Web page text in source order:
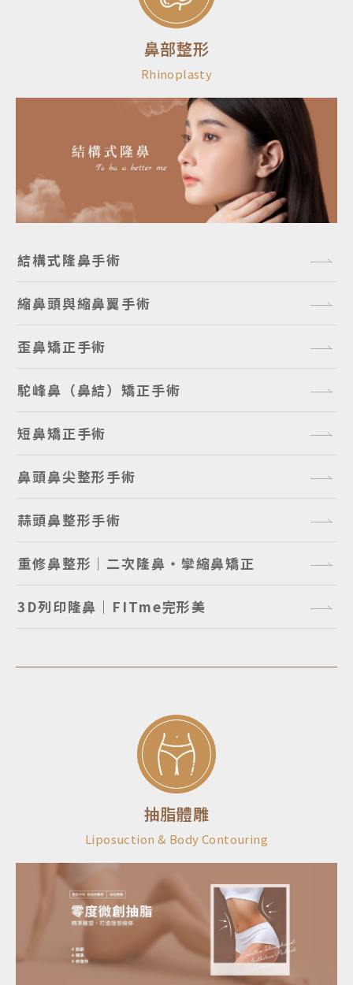
鼻部整形
Rhinoplasty
結構式隆鼻手術
縮鼻頭與縮鼻翼手術
歪鼻矯正手術
駝峰鼻（鼻結）矯正手術
短鼻矯正手術
鼻頭鼻尖整形手術
蒜頭鼻整形手術
重修鼻整形｜二次隆鼻・攣縮鼻矯正
3D列印隆鼻｜FITme完形美
抽脂體雕
Liposuction & Body Contouring